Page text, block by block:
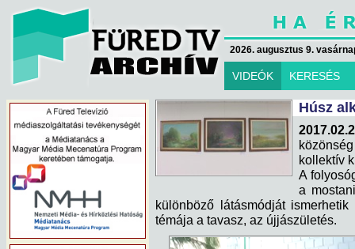
2026. augusztus 9.
VIDEÓK KERESÉS
Húsz
kollektív
A
a
különböző látásmódját
témája a tavasz, az újjászületés.